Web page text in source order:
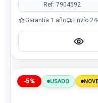
Ref: 7904592
Garantía 1 año Envío
-5% USADO